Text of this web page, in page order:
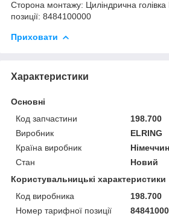
Сторона монтажу: Циліндрична
позиції: 8484100000
Приховати
Характеристики
Основні
Код запчастини
198.700
Виробник
ELRING
Країна виробник
Стан
Новий
Користувальницькі характеристики
Код виробника
198.700
Номер тарифної позиції